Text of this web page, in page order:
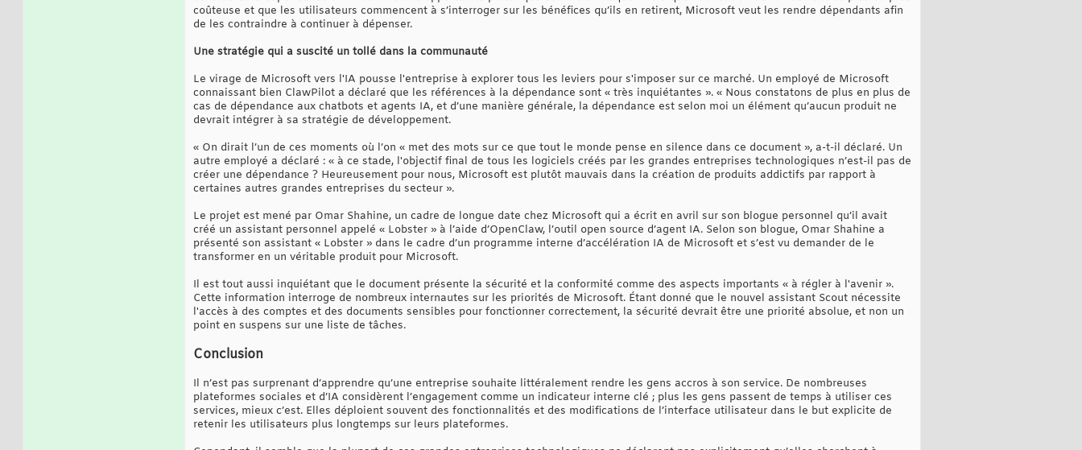
coûteuse et que les utilisateurs commencent à s’interroger sur les bénéfices qu’ils en retirent, Microsoft veut les rendre dépendants afin
de les contraindre à continuer à dépenser.
Une stratégie qui a suscité un tollé dans la communauté
Le virage de Microsoft vers l'IA pousse l'entreprise à explorer tous les leviers pour s'imposer sur ce marché. Un employé de Microsoft
connaissant bien ClawPilot a déclaré que les références à la dépendance sont « très inquiétantes ». « Nous constatons de plus en plus de
cas de dépendance aux chatbots et agents IA, et d’une manière générale, la dépendance est selon moi un élément qu’aucun produit ne
devrait intégrer à sa stratégie de développement.
« On dirait l’un de ces moments où l’on « met des mots sur ce que tout le monde pense en silence dans ce document », a-t-il déclaré. Un
autre employé a déclaré : « à ce stade, l'objectif final de tous les logiciels créés par les grandes entreprises technologiques n’est-il pas de
créer une dépendance ? Heureusement pour nous, Microsoft est plutôt mauvais dans la création de produits addictifs par rapport à
certaines autres grandes entreprises du secteur ».
Le projet est mené par Omar Shahine, un cadre de longue date chez Microsoft qui a écrit en avril sur son blogue personnel qu’il avait
créé un assistant personnel appelé « Lobster » à l’aide d’OpenClaw, l’outil open source d’agent IA. Selon son blogue, Omar Shahine a
présenté son assistant « Lobster » dans le cadre d’un programme interne d’accélération IA de Microsoft et s’est vu demander de le
transformer en un véritable produit pour Microsoft.
Il est tout aussi inquiétant que le document présente la sécurité et la conformité comme des aspects importants « à régler à l'avenir ».
Cette information interroge de nombreux internautes sur les priorités de Microsoft. Étant donné que le nouvel assistant Scout nécessite
l'accès à des comptes et des documents sensibles pour fonctionner correctement, la sécurité devrait être une priorité absolue, et non un
point en suspens sur une liste de tâches.
Conclusion
Il n’est pas surprenant d’apprendre qu’une entreprise souhaite littéralement rendre les gens accros à son service. De nombreuses
plateformes sociales et d’IA considèrent l’engagement comme un indicateur interne clé ; plus les gens passent de temps à utiliser ces
services, mieux c’est. Elles déploient souvent des fonctionnalités et des modifications de l’interface utilisateur dans le but explicite de
retenir les utilisateurs plus longtemps sur leurs plateformes.